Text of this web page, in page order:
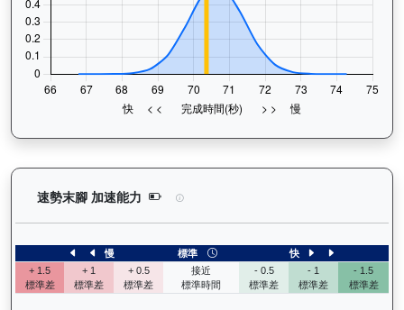
速勢末腳 加速能力 背背龍（H374）— 速勢末腳加速能
慢 標準
快
+ 1.5
標準差
+ 1
標準差
+ 0.5
標準差
接近
標準時間
- 0.5
標準差
- 1
標準差
- 1.5
標準差